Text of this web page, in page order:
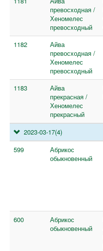
превосходная /
Хеномелес
превосходный
1182
Айва
превосходная /
Хеномелес
превосходный
1183
Айва
прекрасная /
Хеномелес
прекрасный
2023-03-17(4)
599
Абрикос
обыкновенный
600
Абрикос
обыкновенный